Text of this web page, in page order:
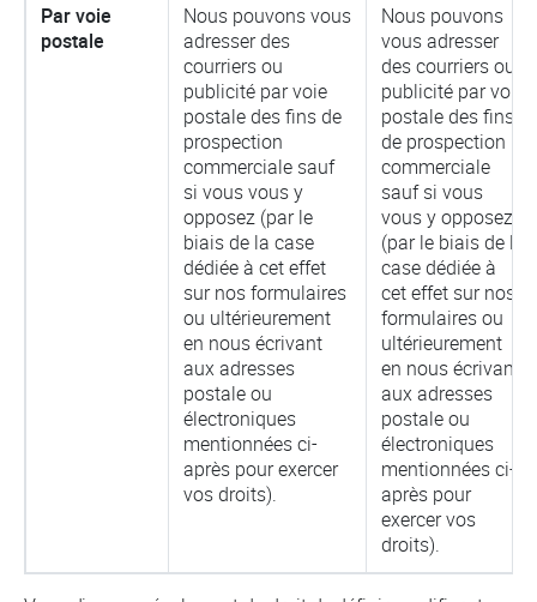
Par voie
postale
Nous pouvons vous
adresser des
courriers ou
publicité par voie
postale des fins de
prospection
commerciale sauf
si vous vous y
opposez (par le
biais de la case
dédiée à cet effet
sur nos formulaires
ou ultérieurement
en nous écrivant
aux adresses
postale ou
électroniques
mentionnées ci-
après pour exercer
vos droits).
Nous pouvons
vous adresser
des courriers ou
publicité par voie
postale des fins
de prospection
commerciale
sauf si vous
vous y opposez
(par le biais de la
case dédiée à
cet effet sur nos
formulaires ou
ultérieurement
en nous écrivant
aux adresses
postale ou
électroniques
mentionnées ci-
après pour
exercer vos
droits).